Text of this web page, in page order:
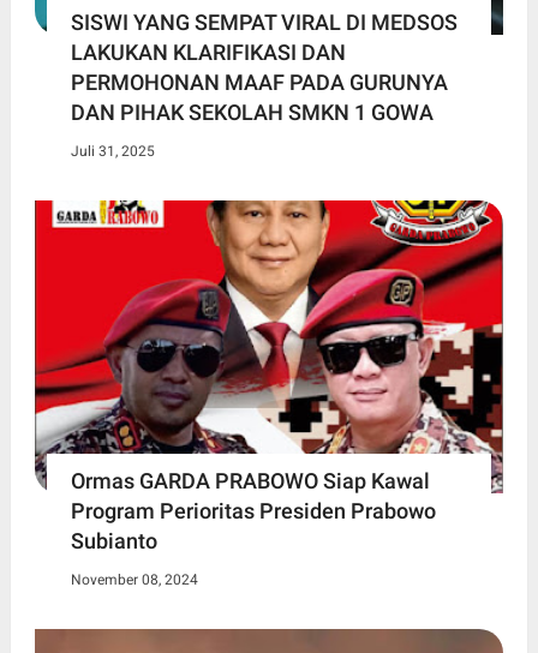
SISWI YANG SEMPAT VIRAL DI MEDSOS
LAKUKAN KLARIFIKASI DAN
PERMOHONAN MAAF PADA GURUNYA
DAN PIHAK SEKOLAH SMKN 1 GOWA
Juli 31, 2025
Ormas GARDA PRABOWO Siap Kawal
Program Perioritas Presiden Prabowo
Subianto
November 08, 2024